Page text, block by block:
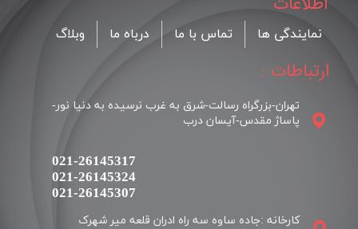
نمایندگی ها تماس با ما درباه ما وبلاگ
ارتباطات :
تهران-بزرگراه رسالت-شرق به غرب نرسیده به دنیا نور-
پاساژ مقدس-آیسان درب
کارخانه :جاده ساوه سه راه ادران قلعه میر شهرک
021-26145317
021-26145324
​​​​​​​021-26145307